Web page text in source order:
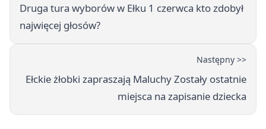
Druga tura wyborów w Ełku 1 czerwca kto zdobył
najwięcej głosów?
Następny >>
Ełckie żłobki zapraszają Maluchy Zostały ostatnie
miejsca na zapisanie dziecka